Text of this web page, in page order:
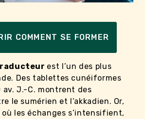
COMMENT SE FORMER
est l’un des plus
Des tablettes cunéiformes
J.-C. montrent des
le sumérien et l’akkadien. Or,
les échanges s’intensifient,